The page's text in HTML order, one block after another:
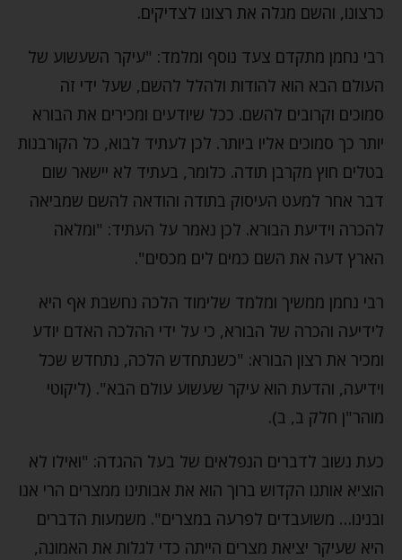
כרצונו, והשם מגלה את רצונו לצדיקים.
רבי נחמן מתקדם צעד נוסף ומלמד: "עיקר השעשוע של
העולם הבא הוא להודות ולהלל להשם, שעל ידי זה
סמוכים וקרובים להשם. ככל שיודעים ומכירים את הבורא
יותר כך סמוכים אליו ביותר. לכן לעתיד לבוא, כל הקורבנות
בטלים חוץ מקרבן תודה. כלומר, בעתיד לא יישאר שום
דבר אחר למעט העיסוק בתודה והודאה להשם שמביאה
להכרה וידיעת הבורא. לכן נאמר על העתיד: "ומלאה
הארץ דעה את השם כמים לים מכסים".
רבי נחמן ממשיך ומלמד שלימוד הלכה נחשבת אף היא
לידיעה והכרה של הבורא, כי על ידי ההלכה האדם יודע
ומכיר את רצון הבורא: "כשנתחדש הלכה, נתחדש שכל
וידיעה, והדעת הוא עיקר שעשוע עולם הבא". (ליקוטי
מוהר"ן חלק ב, ב).
כעת נשוב לדברים הנפלאים של בעל ההגדה: "ואילו לא
הוציא אותנו הקדוש ברוך הוא את אבותינו ממצרים הרי אנו
ובנינו… משועבדים לפרעה במצרים". משמעות הדברים
היא שעיקר יציאת מצרים הייתה כדי לגלות את האמונה,